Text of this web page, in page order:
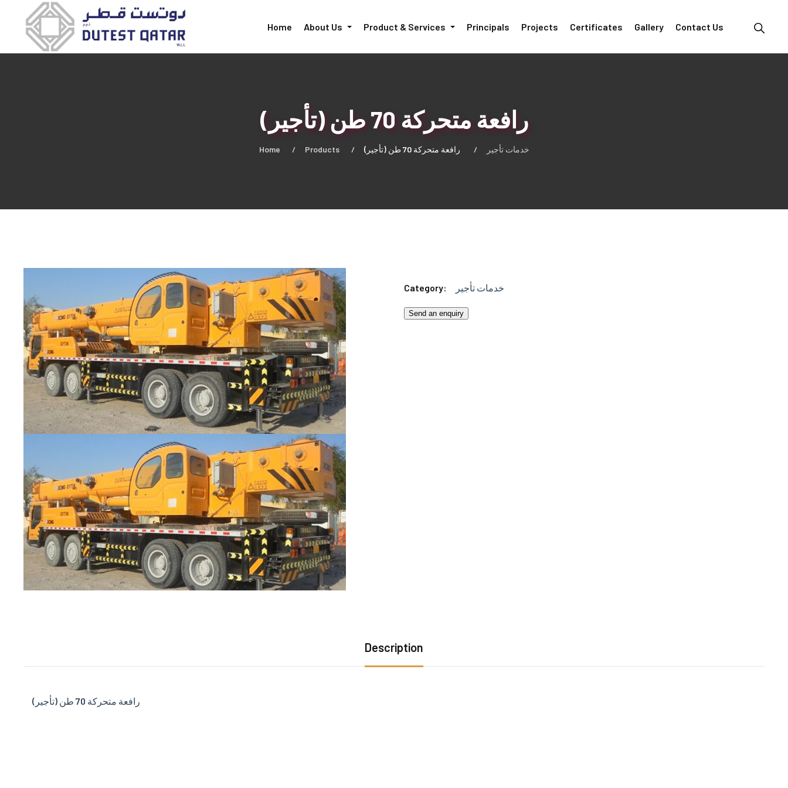
Home About Us Product & Services Principals Projects Certificates Gallery Contact Us
رافعة متحركة 70 طن (تأجير)
Home Products خدمات تأجير رافعة متحركة 70 طن (تأجير)
Category: خدمات تأجير
Send an enquiry
Description
رافعة متحركة 70 طن (تأجير)